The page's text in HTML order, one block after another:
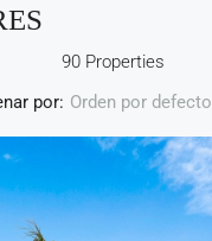
90 Properties
por: Orden por defecto